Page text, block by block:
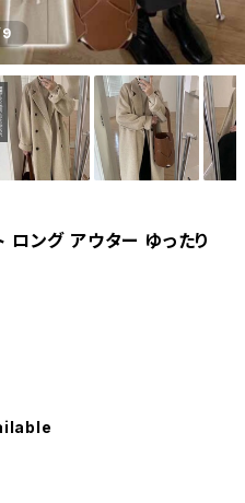
ロング アウター ゆったり